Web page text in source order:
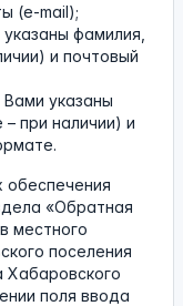
(e-mail);
фамилия,
и почтовый
указаны
при наличии) и
«Обратная
местного
поселения
Хабаровского
поля ввода